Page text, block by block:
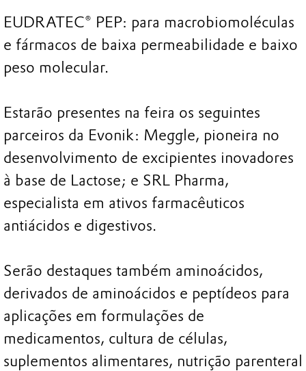
EUDRATEC® PEP: para macrobiomoléculas
e fármacos de baixa permeabilidade e baixo
peso molecular.
Estarão presentes na feira os seguintes
parceiros da Evonik: Meggle, pioneira no
desenvolvimento de excipientes inovadores
à base de Lactose; e SRL Pharma,
especialista em ativos farmacêuticos
antiácidos e digestivos.
Serão destaques também aminoácidos,
derivados de aminoácidos e peptídeos para
aplicações em formulações de
medicamentos, cultura de células,
suplementos alimentares, nutrição parenteral